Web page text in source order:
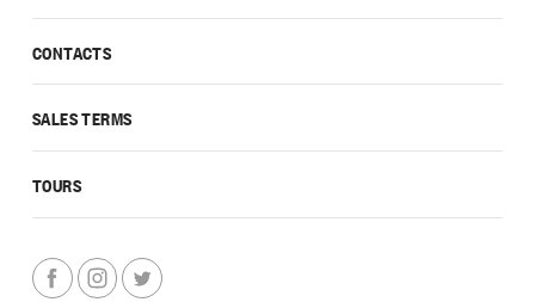
CONTACTS
SALES TERMS
TOURS